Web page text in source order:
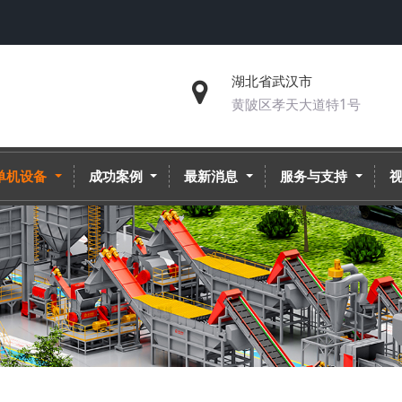
湖北省武汉市
黄陂区孝天大道特1号
机设备 成功案例 最新消息 服务与支持